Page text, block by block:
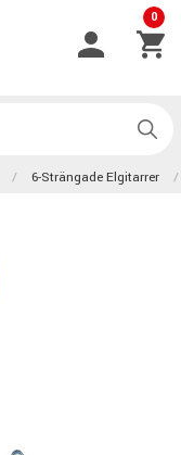
0
6-Strängade Elgitarrer